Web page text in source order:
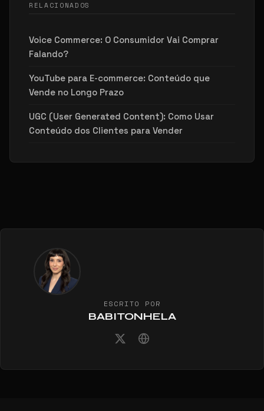
RELACIONADOS
Voice Commerce: O Consumidor Vai Comprar
Falando?
YouTube para E-commerce: Conteúdo que
Vende no Longo Prazo
UGC (User Generated Content): Como Usar
Conteúdo dos Clientes para Vender
ESCRITO POR
BABITONHELA